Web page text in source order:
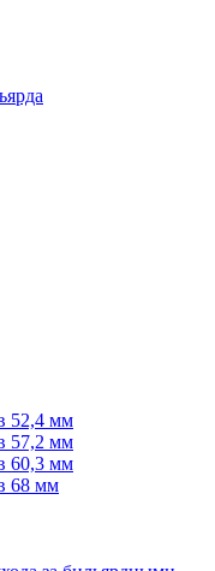
52,4 мм
57,2 мм
60,3 мм
68 мм